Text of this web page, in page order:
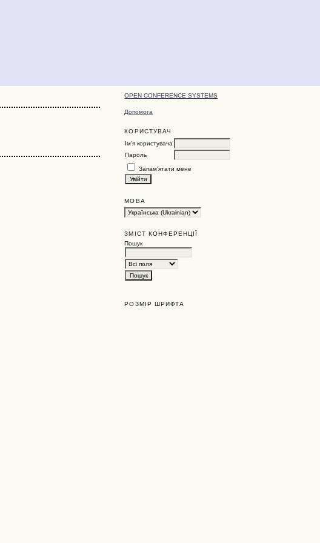
OPEN CONFERENCE SYSTEMS
Допомога
КОРИСТУВАЧ
Ім'я користувача
Пароль
Запам'ятати мене
МОВА
ЗМІСТ КОНФЕРЕНЦІЇ
Пошук
РОЗМІР ШРИФТА